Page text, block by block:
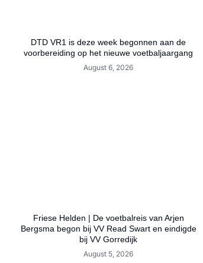
DTD VR1 is deze week begonnen aan de
voorbereiding op het nieuwe voetbaljaargang
August 6, 2026
Friese Helden | De voetbalreis van Arjen
Bergsma begon bij VV Read Swart en eindigde
bij VV Gorredijk
August 5, 2026